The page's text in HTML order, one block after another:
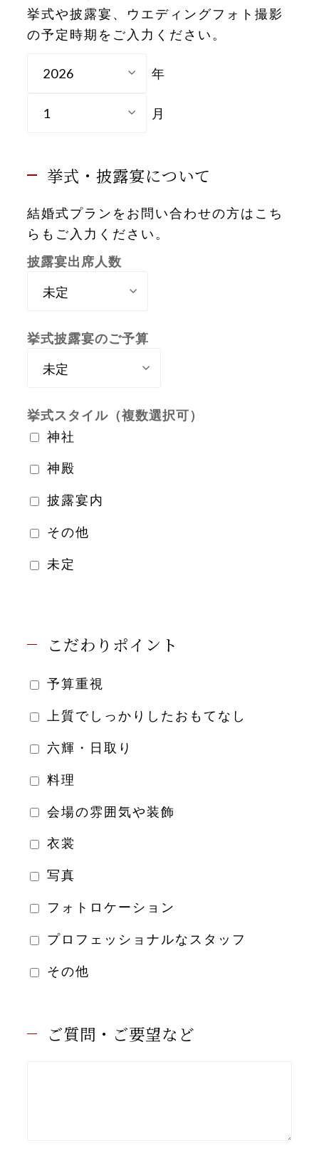
挙式や披露宴、ウエディングフォト撮影
の予定時期をご入力ください。
年
月
挙式・披露宴について
結婚式プランをお問い合わせの方はこち
らもご入力ください。
披露宴出席人数
挙式披露宴のご予算
挙式スタイル（複数選択可）
神社
神殿
披露宴内
その他
未定
こだわりポイント
予算重視
上質でしっかりしたおもてなし
六輝・日取り
料理
会場の雰囲気や装飾
衣裳
写真
フォトロケーション
プロフェッショナルなスタッフ
その他
ご質問・ご要望など